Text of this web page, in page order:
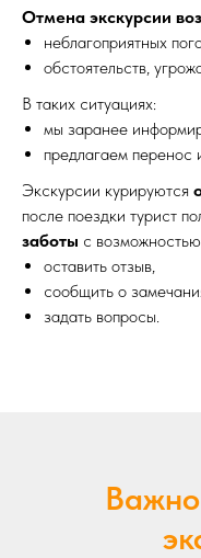
Отмена экскурсии
неблагоприятных
обстоятельств,
В таких ситуациях:
мы заранее
предлагаем перенос
Экскурсии курируются
после поездки турист
заботы с
оставить отзыв,
сообщить о
задать вопросы.